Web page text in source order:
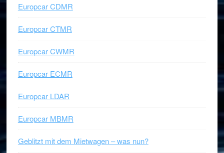
Europcar CDMR
Europcar CTMR
Europcar CWMR
Europcar ECMR
Europcar LDAR
Europcar MBMR
Geblitzt mit dem Mietwagen – was nun?